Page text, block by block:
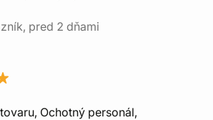
pred 2 dňami
Ochotný personál,